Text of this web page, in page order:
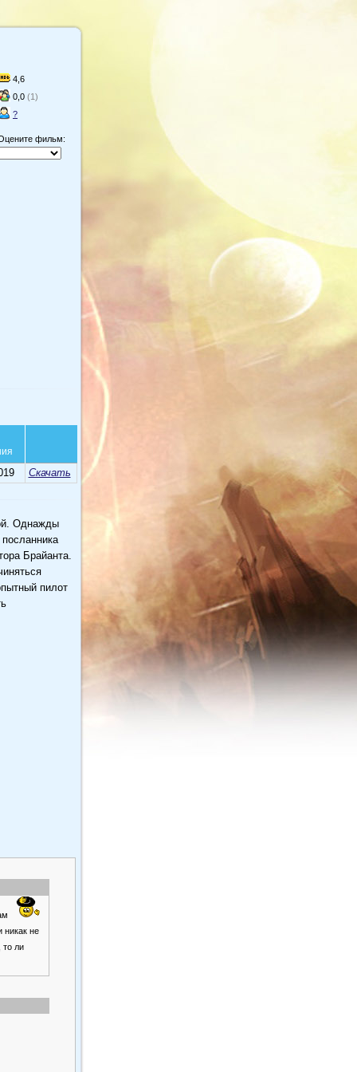
4,6
0,0 (1)
?
фильм:
Скачать
Однажды
Брайанта.
пилот
никак не
то ли